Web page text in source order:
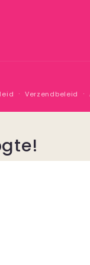
Verzendbeleid